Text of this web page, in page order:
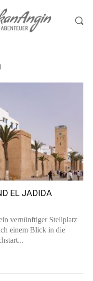
EL JADIDA
vernünftiger Stellplatz
einem Blick in die